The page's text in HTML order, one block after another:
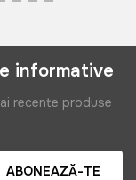
informative
recente produse
ABONEAZĂ-TE